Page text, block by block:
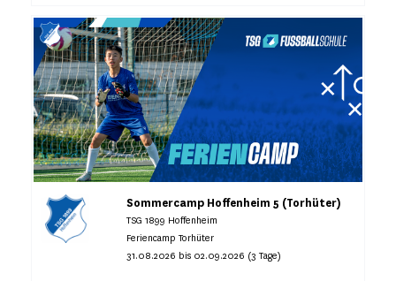
Sommercamp Hoffenheim 5 (Torhüter)
TSG 1899 Hoffenheim
Feriencamp Torhüter
31.08.2026 bis 02.09.2026 (3 Tage)